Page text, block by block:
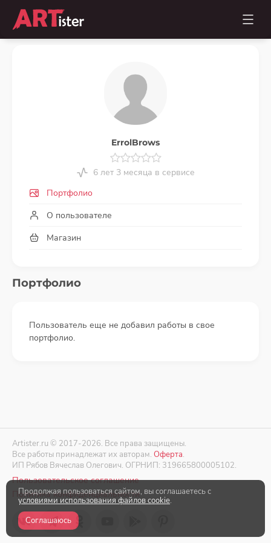
ErrolBrows
6 лет 3 месяца в сервисе
Портфолио
О пользователе
Магазин
Портфолио
Пользователь еще не добавил работы в свое
портфолио.
Artister.ru © 2017-2026. Все права защищены.
Все работы принадлежат их авторам. Оферта.
ИП Рябов Вячеслав Олегович. ОГРНИП: 319665800005102.
Пользовательское соглашение
Политика конфиденциальности
Продолжая пользоваться сайтом, вы соглашаетесь с
условиями использования файлов cookie.
Соглашаюсь